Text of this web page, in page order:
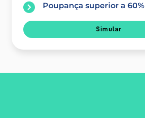
Poupança superior a 60%
Simular